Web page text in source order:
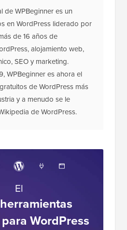
de WPBeginner es un
en WordPress liderado por
de 16 años de
alojamiento web,
SEO y marketing.
WPBeginner es ahora el
de WordPress más
y a menudo se le
de WordPress.
El
WordPress